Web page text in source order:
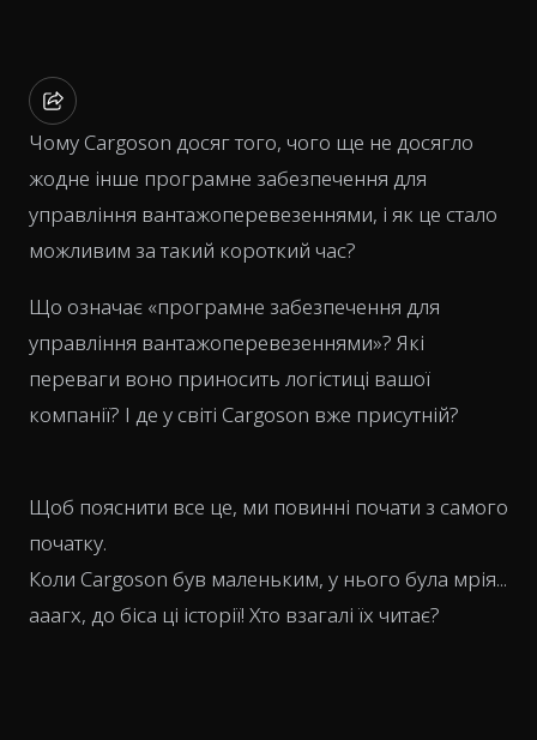
Чому Cargoson досяг того, чого ще не досягло
жодне інше програмне забезпечення для
управління вантажоперевезеннями, і як це стало
можливим за такий короткий час?
Що означає «програмне забезпечення для
управління вантажоперевезеннями»? Які
переваги воно приносить логістиці вашої
компанії? І де у світі Cargoson вже присутній?
Щоб пояснити все це, ми повинні почати з самого
початку.
Коли Cargoson був маленьким, у нього була мрія...
ааагх, до біса ці історії! Хто взагалі їх читає?